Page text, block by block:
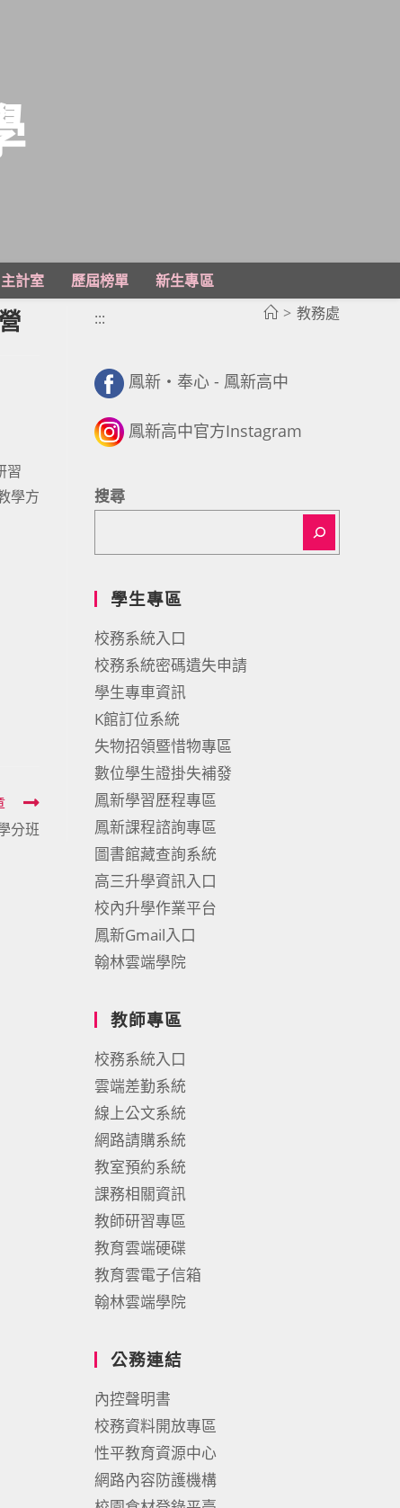
主計室 歷屆榜單
新生專區
> 教務處
習
學方
分班
:::
鳳新・奉心 - 鳳新高中
鳳新高中官方Instagram
搜尋
學生專區
校務系統入口
校務系統密碼遺失申請
學生專車資訊
K館訂位系統
失物招領暨惜物專區
數位學生證掛失補發
鳳新學習歷程專區
鳳新課程諮詢專區
圖書館藏查詢系統
高三升學資訊入口
校內升學作業平台
鳳新Gmail入口
翰林雲端學院
教師專區
校務系統入口
雲端差勤系統
線上公文系統
網路請購系統
教室預約系統
課務相關資訊
教師研習專區
教育雲端硬碟
教育雲電子信箱
翰林雲端學院
公務連結
內控聲明書
校務資料開放專區
性平教育資源中心
網路內容防護機構